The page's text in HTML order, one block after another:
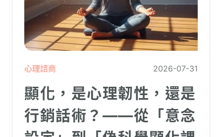
心理諮商 2026-07-31
顯化，是心理韌性，還是
行銷話術？——從「意念